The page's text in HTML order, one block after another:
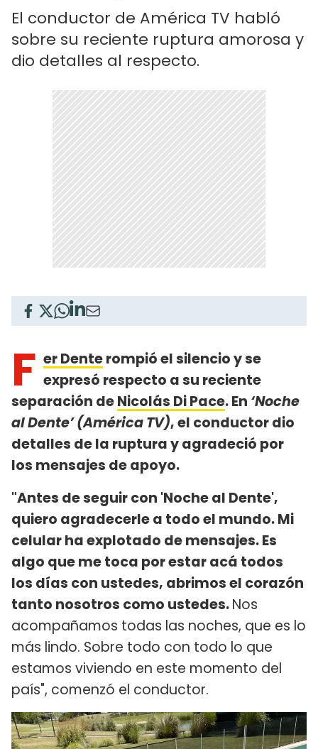
El conductor de América TV habló
sobre su reciente ruptura amorosa y
dio detalles al respecto.
F er Denterompió el silencio y se
expresó respecto a su reciente
separación deNicolás Di Pace. En ‘Noche
al Dente’ (América TV), el conductor dio
detalles de la ruptura y agradeció por
los mensajes de apoyo.
"Antes de seguir con 'Noche al Dente',
quiero agradecerle a todo el mundo. Mi
celular ha explotado de mensajes. Es
algo que me toca por estar acá todos
los días con ustedes, abrimos el corazón
tanto nosotros como ustedes.Nos
acompañamos todas las noches, que es lo
más lindo. Sobre todo con todo lo que
estamos viviendo en este momento del
país", comenzó el conductor.